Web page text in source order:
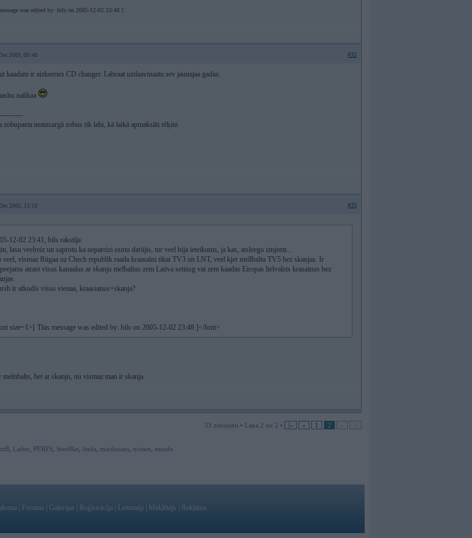
was edited by: bils on 2005-12-02 23:48 ]
2005, 09:48 #32
kaadam ir aizkeeries CD changer. Labraat uzdaavinaatu sev jaunajaa gadaa.
nalikaa
zobupasta neaizsargā zobus tik labi, kā laikā apmaksāti rēķini
2005, 13:18 #33
12-02 23:41, bils rakstīja:
lasu veelreiz un saprotu ka nepareizi esmu dariijis, tur veel bija ieteikums, ja kas, atsleegu iznjemt...
veel, vismaz Riigaa uz Chech republik raada kraasaini tikai TV3 un LNT, veel kjer mellbaltu TV5 bez skanjas. Ir
atrast visus kanaalus ar skanju melbaltus zem Lativa setinsg vai zem kaadas Eiropas lielvalsts krasainus bez
ir atkodis visus vienaa, kraasianus+skanja?
size=1>[ This message was edited by: bils on 2005-12-02 23:48 ]</font>
bet ar skanju, nu vismaz man ir skanja.
33 ziņojumi • Lapa 2 no 2 • |« « 1 2
Lafter PERFS SteelRat linda marihuans noisex smudo
Forums Galerijas Reģistrācija Lietotaāji Meklētājs Reklāma